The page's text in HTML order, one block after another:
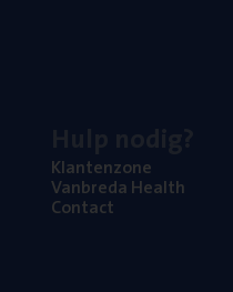
Klan­ten­zo­ne
Van­b­re­da Health
Con­tact